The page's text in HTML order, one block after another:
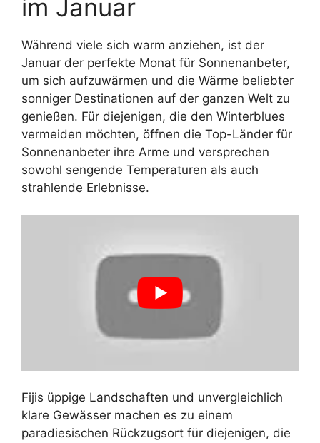
im Januar
Während viele sich warm anziehen, ist der
Januar der perfekte Monat für Sonnenanbeter,
um sich aufzuwärmen und die Wärme beliebter
sonniger Destinationen auf der ganzen Welt zu
genießen. Für diejenigen, die den Winterblues
vermeiden möchten, öffnen die Top-Länder für
Sonnenanbeter ihre Arme und versprechen
sowohl sengende Temperaturen als auch
strahlende Erlebnisse.
Fijis üppige Landschaften und unvergleichlich
klare Gewässer machen es zu einem
paradiesischen Rückzugsort für diejenigen, die